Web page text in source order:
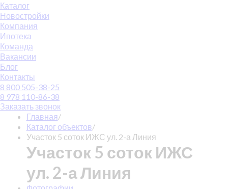
Каталог
Новостройки
Компания
Ипотека
Команда
Вакансии
Блог
Контакты
8 800 505-38-25
8 978 110-86-38
Заказать звонок
Главная/
Каталог объектов/
Участок 5 соток ИЖС ул. 2-а Линия
Участок 5 соток ИЖС
ул. 2-а Линия